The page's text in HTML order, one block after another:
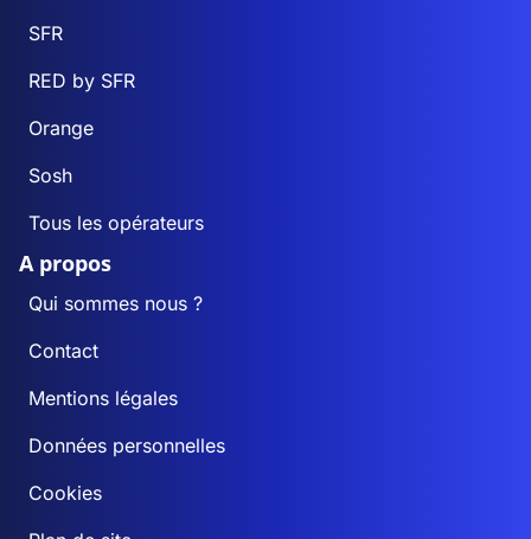
SFR
RED by SFR
Orange
Sosh
Tous les opérateurs
A propos
Qui sommes nous ?
Contact
Mentions légales
Données personnelles
Cookies